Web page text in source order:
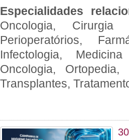
Especialidades
Oncologia, Cirurgia
Perioperatórios,
Infectologia,
Oncologia, Ortopedia,
Transplantes,